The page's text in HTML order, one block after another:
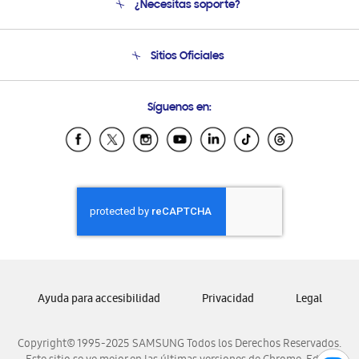
Soporte
Condiciones de Compra
¿Necesitas soporte?
Soporte vía eMail
Sitios Oficiales
Samsung Ecuador
Samsung El Salvador
Samsung Honduras
Samsung Nicaragua
Samsung Panamá
Samsung Venezuela
Síguenos en:
Copyright© 1995-2025 SAMSUNG Todos los Derechos Reservados.
Ayuda para accesibilidad Privacidad Legal